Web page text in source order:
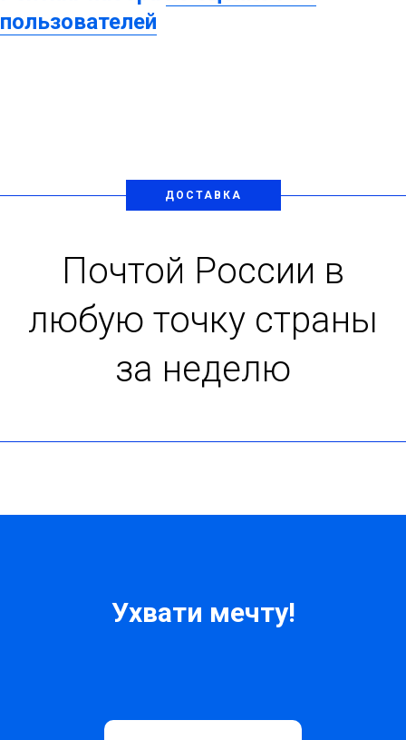
пользователей
ДОСТАВКА
Почтой России в
любую точку страны
за неделю
Ухвати мечту!